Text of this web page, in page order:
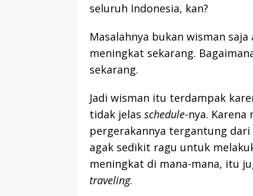
seluruh Indonesia, kan?
Masalahnya bukan wisman
meningkat sekarang.
sekarang.
Jadi wisman itu terdampak
tidak jelas schedule-nya. Karena
pergerakannya tergantung
agak sedikit ragu untuk
meningkat di mana-mana, itu
traveling.